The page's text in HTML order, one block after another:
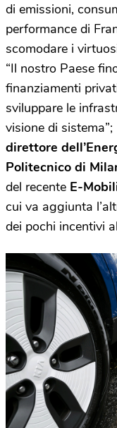
di emissioni,
performance di
scomodare i
“Il nostro Paese
finanziamenti
sviluppare le
visione di
direttore
Politecnico di
del recente E-
cui va aggiunta
dei pochi incentivi